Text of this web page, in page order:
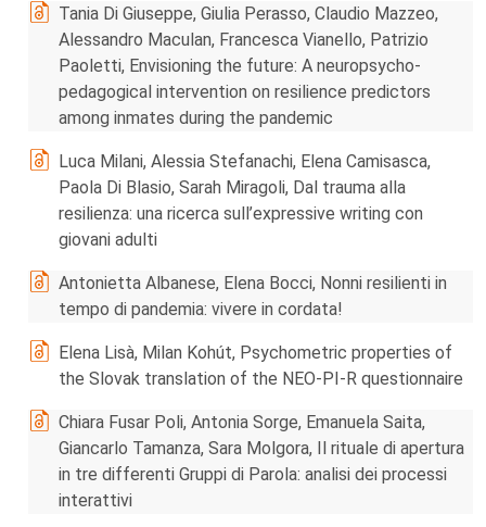
Tania Di Giuseppe, Giulia Perasso, Claudio Mazzeo,
Alessandro Maculan, Francesca Vianello, Patrizio
Paoletti, Envisioning the future: A neuropsycho-
pedagogical intervention on resilience predictors
among inmates during the pandemic
Luca Milani, Alessia Stefanachi, Elena Camisasca,
Paola Di Blasio, Sarah Miragoli, Dal trauma alla
resilienza: una ricerca sull’expressive writing con
giovani adulti
Antonietta Albanese, Elena Bocci, Nonni resilienti in
tempo di pandemia: vivere in cordata!
Elena Lisà, Milan Kohút, Psychometric properties of
the Slovak translation of the NEO-PI-R questionnaire
Chiara Fusar Poli, Antonia Sorge, Emanuela Saita,
Giancarlo Tamanza, Sara Molgora, Il rituale di apertura
in tre differenti Gruppi di Parola: analisi dei processi
interattivi